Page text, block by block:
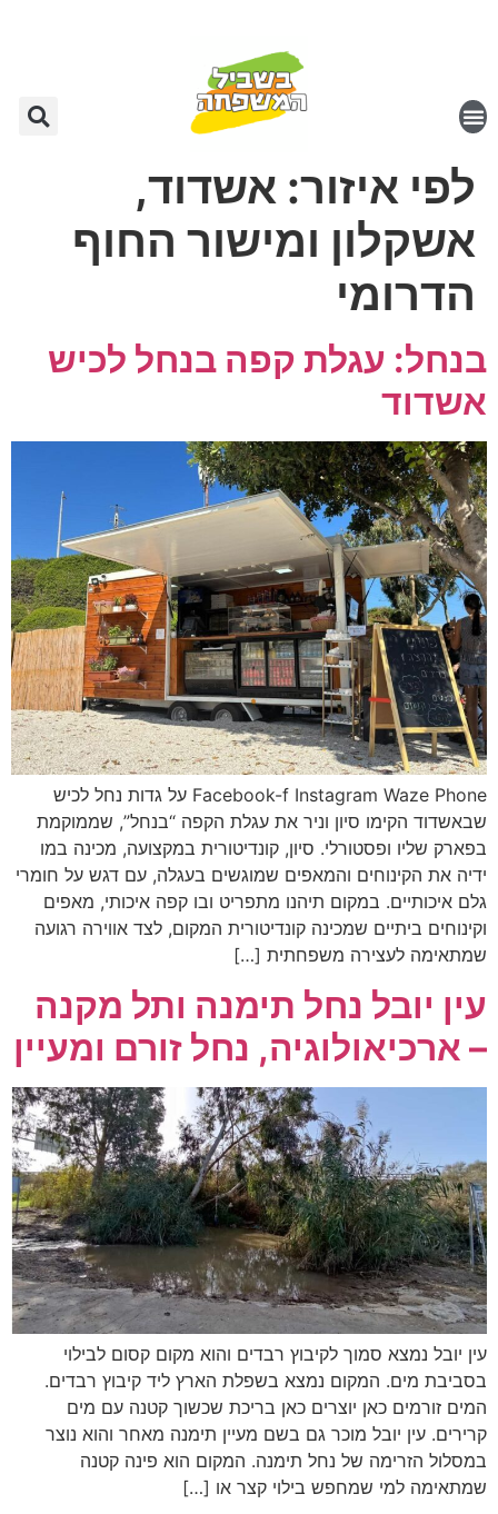
לפי איזור: אשדוד,
אשקלון ומישור החוף
הדרומי
בנחל: עגלת קפה בנחל לכיש
אשדוד
Facebook-f Instagram Waze Phone על גדות נחל לכיש
שבאשדוד הקימו סיון וניר את עגלת הקפה “בנחל”, שממוקמת
בפארק שליו ופסטורלי. סיון, קונדיטורית במקצועה, מכינה במו
ידיה את הקינוחים והמאפים שמוגשים בעגלה, עם דגש על חומרי
גלם איכותיים. במקום תיהנו מתפריט ובו קפה איכותי, מאפים
וקינוחים ביתיים שמכינה קונדיטורית המקום, לצד אווירה רגועה
שמתאימה לעצירה משפחתית […]
עין יובל נחל תימנה ותל מקנה
– ארכיאולוגיה, נחל זורם ומעיין
עין יובל נמצא סמוך לקיבוץ רבדים והוא מקום קסום לבילוי
בסביבת מים. המקום נמצא בשפלת הארץ ליד קיבוץ רבדים.
המים זורמים כאן יוצרים כאן בריכת שכשוך קטנה עם מים
קרירים. עין יובל מוכר גם בשם מעיין תימנה מאחר והוא נוצר
במסלול הזרימה של נחל תימנה. המקום הוא פינה קטנה
שמתאימה למי שמחפש בילוי קצר או […]